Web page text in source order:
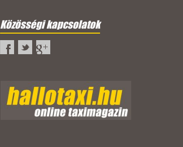
Közösségi kapcsolatok